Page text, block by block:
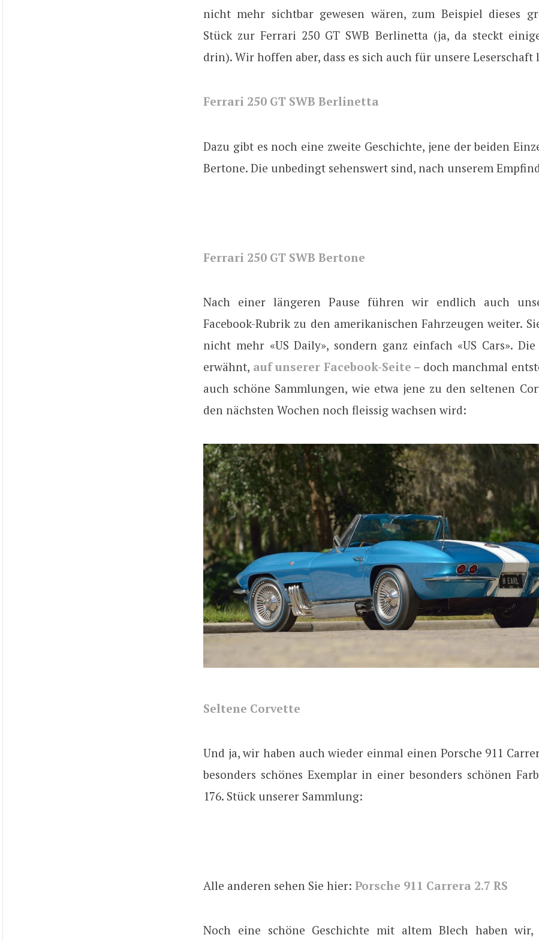
nicht mehr sichtbar gewesen wären, zum Beispiel dieses
Stück zur Ferrari 250 GT SWB Berlinetta (ja, da steckt
drin). Wir hoffen aber, dass es sich auch für unsere Leserschaft
Ferrari 250 GT SWB Berlinetta
Dazu gibt es noch eine zweite Geschichte, jene der beiden
Bertone. Die unbedingt sehenswert sind, nach unserem
Ferrari 250 GT SWB Bertone
Nach einer längeren Pause führen wir endlich auch
Facebook-Rubrik zu den amerikanischen Fahrzeugen weiter.
nicht mehr «US Daily», sondern ganz einfach «US Cars».
erwähnt, auf unserer Facebook-Seite – doch manchmal
auch schöne Sammlungen, wie etwa jene zu den seltenen
den nächsten Wochen noch fleissig wachsen wird:
Seltene Corvette
Und ja, wir haben auch wieder einmal einen Porsche 911
besonders schönes Exemplar in einer besonders schönen
176. Stück unserer Sammlung:
Alle anderen sehen Sie hier: Porsche 911 Carrera 2.7 RS
Noch eine schöne Geschichte mit altem Blech haben